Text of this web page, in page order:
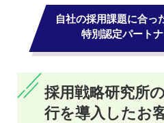
自社の採用課題に合っ
特別認定パート
採用戦略研究所
行を導入したお